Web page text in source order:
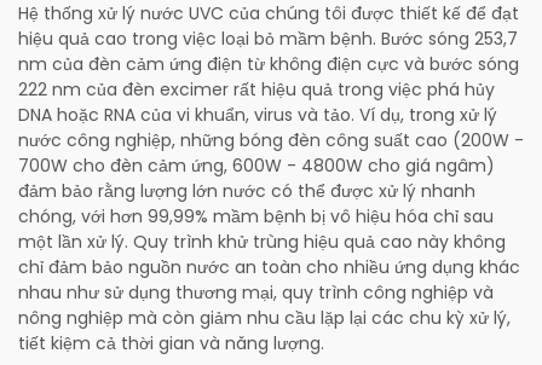
Hệ thống xử lý nước UVC của chúng tôi được thiết kế để đạt
hiệu quả cao trong việc loại bỏ mầm bệnh. Bước sóng 253,7
nm của đèn cảm ứng điện từ không điện cực và bước sóng
222 nm của đèn excimer rất hiệu quả trong việc phá hủy
DNA hoặc RNA của vi khuẩn, virus và tảo. Ví dụ, trong xử lý
nước công nghiệp, những bóng đèn công suất cao (200W -
700W cho đèn cảm ứng, 600W - 4800W cho giá ngâm)
đảm bảo rằng lượng lớn nước có thể được xử lý nhanh
chóng, với hơn 99,99% mầm bệnh bị vô hiệu hóa chỉ sau
một lần xử lý. Quy trình khử trùng hiệu quả cao này không
chỉ đảm bảo nguồn nước an toàn cho nhiều ứng dụng khác
nhau như sử dụng thương mại, quy trình công nghiệp và
nông nghiệp mà còn giảm nhu cầu lặp lại các chu kỳ xử lý,
tiết kiệm cả thời gian và năng lượng.